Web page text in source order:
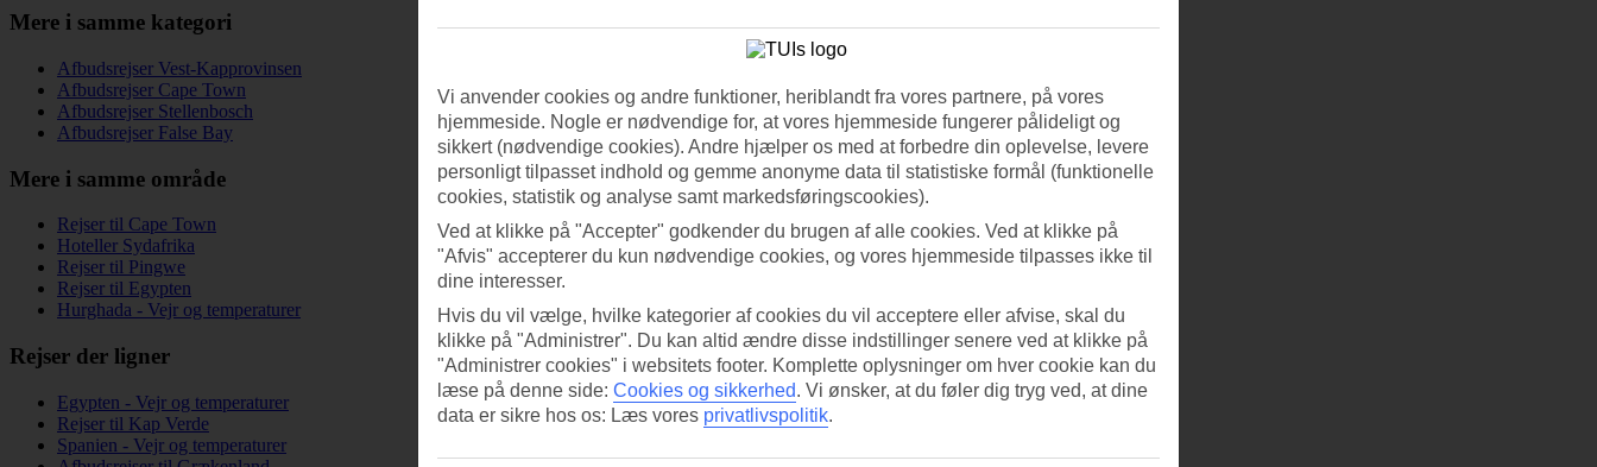
Mere i samme kategori
Afbudsrejser Vest-Kapprovinsen
Afbudsrejser Cape Town
Afbudsrejser Stellenbosch
Afbudsrejser False Bay
Mere i samme område
Rejser til Cape Town
Hoteller Sydafrika
Rejser til Pingwe
Rejser til Egypten
Hurghada - Vejr og temperaturer
Rejser der ligner
Egypten - Vejr og temperaturer
Rejser til Kap Verde
Spanien - Vejr og temperaturer
Vi anvender cookies og andre funktioner, heriblandt fra vores partnere, på vores
hjemmeside. Nogle er nødvendige for, at vores hjemmeside fungerer pålideligt og
sikkert (nødvendige cookies). Andre hjælper os med at forbedre din oplevelse, levere
personligt tilpasset indhold og gemme anonyme data til statistiske formål (funktionelle
cookies, statistik og analyse samt markedsføringscookies).
Ved at klikke på "Accepter" godkender du brugen af alle cookies. Ved at klikke på
"Afvis" accepterer du kun nødvendige cookies, og vores hjemmeside tilpasses ikke til
dine interesser.
Hvis du vil vælge, hvilke kategorier af cookies du vil acceptere eller afvise, skal du
klikke på "Administrer". Du kan altid ændre disse indstillinger senere ved at klikke på
"Administrer cookies" i websitets footer. Komplette oplysninger om hver cookie kan du
læse på denne side: Cookies og sikkerhed. Vi ønsker, at du føler dig tryg ved, at dine
data er sikre hos os: Læs vores privatlivspolitik.